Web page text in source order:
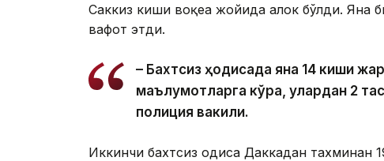
Саккиз киши воқеа жойида ҳалок бўлди. Яна
вафот этди.
– Бахтсиз ҳодисада яна 14 киши
маълумотларга кўра, улардан 2
полиция вакили.
Иккинчи бахтсиз ҳодиса Даккадан